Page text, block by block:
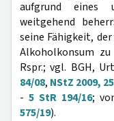
aufgrund eines
weitgehend
seine Fähigkeit,
Alkoholkonsum
Rspr.; vgl. BGH,
84/08, NStZ 2009,
- 5 StR 194/16;
575/19).